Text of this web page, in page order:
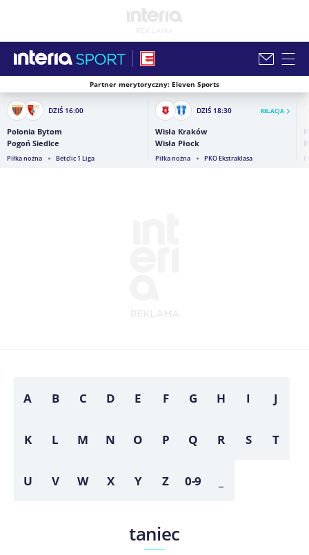
Zamknij i przejdź na stronę główną INTERIA
Partner merytoryczny: Eleven Sports
DZIŚ 16:00
Polonia Bytom
Pogoń Siedlce
Piłka nożna Betclic 1 Liga
DZIŚ 18:30 RELACJA
Wisła Kraków
Wisła Płock
Piłka nożna PKO Ekstraklasa
A B C D E F G H I J
K L M N O P Q R S T
U V W X Y Z 0-9
taniec